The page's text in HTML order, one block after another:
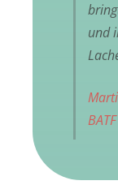
und
BATF